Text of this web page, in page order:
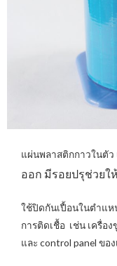
แผ่นพลาสติกกาวในตัว
ออก มีรอยปรุช่วยใ
ใช้ปิดกันเปื้อนในตำแ
การติดเชื้อ เช่น เครื่อ
และ control panel ขอ